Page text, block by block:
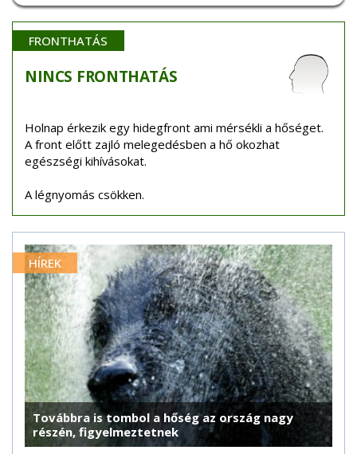
FRONTHATÁS
NINCS FRONTHATÁS
Holnap érkezik egy hidegfront ami mérsékli a hőséget.
A front előtt zajló melegedésben a hő okozhat
egészségi kihívásokat.
A légnyomás csökken.
HÍREK
Továbbra is tombol a hőség az ország nagy
részén, figyelmeztetnek